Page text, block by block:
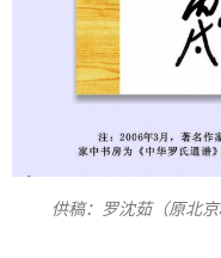
供稿：罗沈茹（原北